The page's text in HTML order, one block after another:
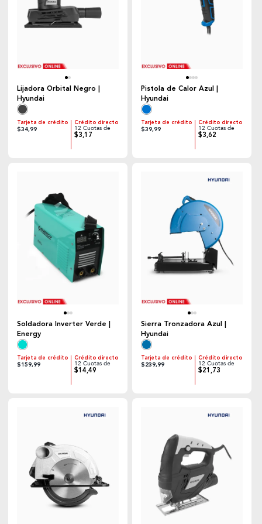
Lijadora Orbital Negro |
Hyundai
Tarjeta de crédito
$34,99
Crédito directo
12 Cuotas de
$3,17
Pistola de Calor Azul |
Hyundai
Tarjeta de crédito
$39,99
Crédito directo
12 Cuotas de
$3,62
Soldadora Inverter Verde |
Energy
Tarjeta de crédito
$159,99
Crédito directo
12 Cuotas de
$14,49
Sierra Tronzadora Azul |
Hyundai
Tarjeta de crédito
$239,99
Crédito directo
12 Cuotas de
$21,73